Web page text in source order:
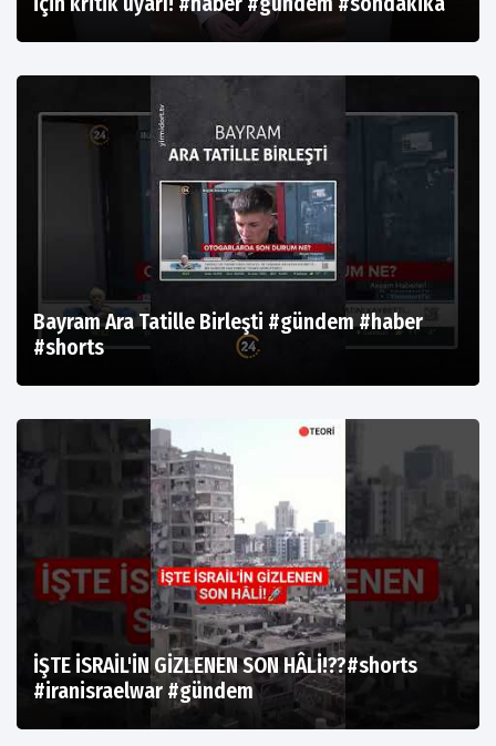
Bayram Ara Tatille Birleşti #gündem #haber
#shorts
İŞTE İSRAİL'İN GİZLENEN SON HÂLİ!??#shorts
#iranisraelwar #gündem